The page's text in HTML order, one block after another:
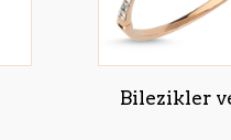
Bilezikler